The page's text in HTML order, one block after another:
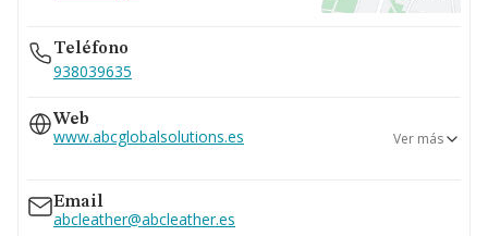
Teléfono
938039635
Web
www.abcglobalsolutions.es Ver más
Email
abcleather@abcleather.es